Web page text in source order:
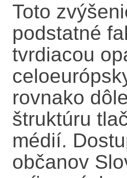
Toto
podstatné
tvrdiacou
rovnako
štruktúru
médií.
občanov